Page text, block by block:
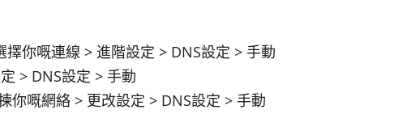
你嘅連線 > 進階設定 > DNS設定 > 手動
> DNS設定 > 手動
你嘅網絡 > 更改設定 > DNS設定 > 手動